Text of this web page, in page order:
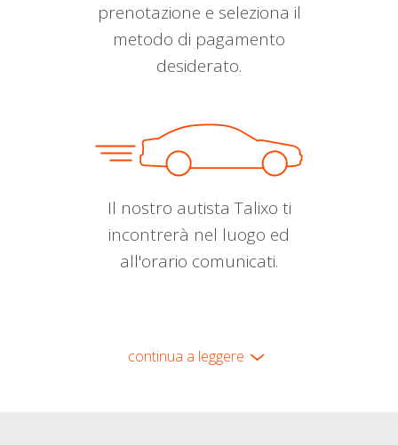
prenotazione e seleziona il
metodo di pagamento
desiderato.
Il nostro autista Talixo ti
incontrerà nel luogo ed
all'orario comunicati.
continua a leggere